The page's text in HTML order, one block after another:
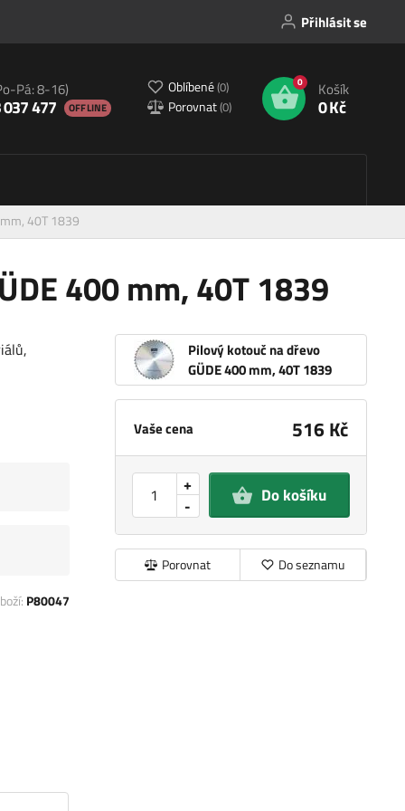
Přihlásit se
Pá: 8-16)
477 OFFLINE
Oblíbené(0)
Porovnat(0)
0 Košík
0 Kč
40T 1839
400 mm, 40T 1839
Pilový kotouč na dřevo
GÜDE 400 mm, 40T 1839
Vaše cena 516 Kč
-
+ Do košíku
Porovnat Do seznamu
P80047